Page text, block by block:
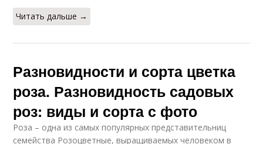
Читать дальше →
Разновидности и сорта цветка
роза. Разновидность садовых
роз: виды и сорта с фото
Роза – одна из самых популярных представительниц
семейства Розоцветные, выращиваемых человеком в